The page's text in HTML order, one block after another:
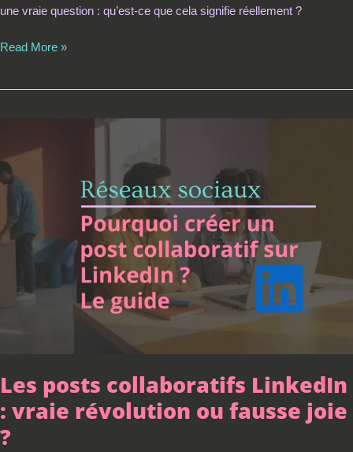
une vraie question : qu’est-ce que cela signifie réellement ?
Read More »
Les posts collaboratifs LinkedIn
: vraie révolution ou fausse joie
?
collaboratifs
LinkedIn
vraie
révolution